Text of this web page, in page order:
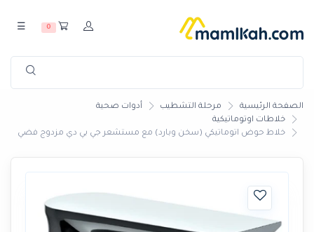
0
☰
الصفحة الرئيسية مرحلة التشطيب
أدوات صحية
خلاطات اوتوماتيكية
خلاط حوض اتوماتيكي (سخن وبارد) مع مستشعر جي بي دي مزدوج فضي